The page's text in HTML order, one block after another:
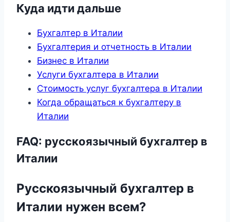
Куда идти дальше
Бухгалтер в Италии
Бухгалтерия и отчетность в Италии
Бизнес в Италии
Услуги бухгалтера в Италии
Стоимость услуг бухгалтера в Италии
Когда обращаться к бухгалтеру в
Италии
FAQ: русскоязычный бухгалтер в
Италии
Русскоязычный бухгалтер в
Италии нужен всем?